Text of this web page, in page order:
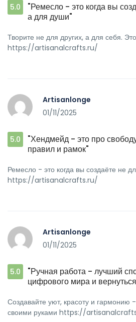
5.0
"Ремесло - это когда вы
а для души"
Творите не для других, а для себя.
https://artisanalcrafts.ru/
Artisanlonge
01/11/2025
5.0
"Хендмейд - это про
правил и рамок"
Ремесло - это когда вы создаёте не
https://artisanalcrafts.ru/
Artisanlonge
01/11/2025
5.0
"Ручная работа - лучший
цифрового мира и
Создавайте уют, красоту и гармонию
своими руками https://